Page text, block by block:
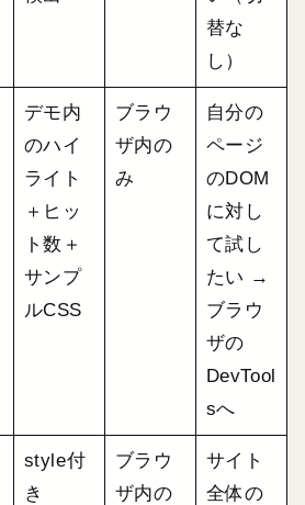
替な
し）
デモ内
のハイ
ライト
＋ヒッ
ト数＋
サンプ
ルCSS
ブラウ
ザ内の
み
自分の
ページ
のDOM
に対し
て試し
たい →
ブラウ
ザの
DevTool
sへ
style付
き
ブラウ
ザ内の
サイト
全体の